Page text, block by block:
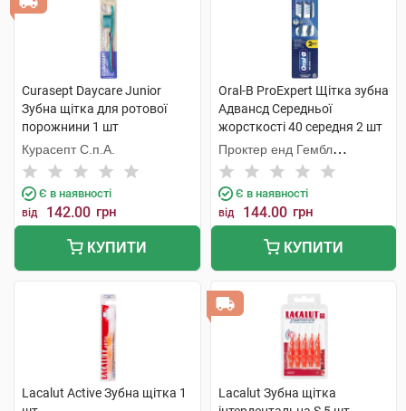
Curasept Daycare Junior
Зубна щітка для ротової
порожнини 1 шт
Курасепт С.п.А.
Є в наявності
від 142.00 грн
КУПИТИ
Oral-B ProExpert Щiтка зубна
Адвансд Середньої
жорсткості 40 середня 2 шт
Проктер енд Гембл
Меньюфекчурінг
Є в наявності
від 144.00 грн
КУПИТИ
Lacalut Active Зубна щітка 1
Lacalut Зубна щітка